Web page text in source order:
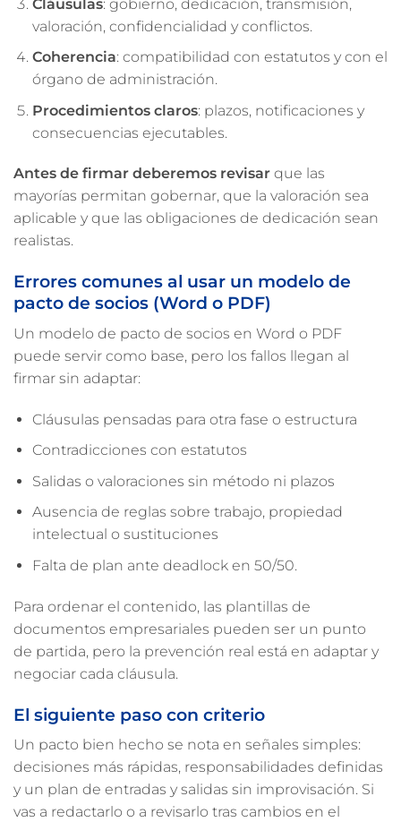
Cláusulas: gobierno, dedicación, transmisión,
valoración, confidencialidad y conflictos.
Coherencia: compatibilidad con estatutos y con el
órgano de administración.
Procedimientos claros: plazos, notificaciones y
consecuencias ejecutables.
Antes de firmar deberemos revisar que las
mayorías permitan gobernar, que la valoración sea
aplicable y que las obligaciones de dedicación sean
realistas.
Errores comunes al usar un modelo de
pacto de socios (Word o PDF)
Un modelo de pacto de socios en Word o PDF
puede servir como base, pero los fallos llegan al
firmar sin adaptar:
Cláusulas pensadas para otra fase o estructura
Contradicciones con estatutos
Salidas o valoraciones sin método ni plazos
Ausencia de reglas sobre trabajo, propiedad
intelectual o sustituciones
Falta de plan ante deadlock en 50/50.
Para ordenar el contenido, las plantillas de
documentos empresariales pueden ser un punto
de partida, pero la prevención real está en adaptar y
negociar cada cláusula.
El siguiente paso con criterio
Un pacto bien hecho se nota en señales simples:
decisiones más rápidas, responsabilidades definidas
y un plan de entradas y salidas sin improvisación. Si
vas a redactarlo o a revisarlo tras cambios en el